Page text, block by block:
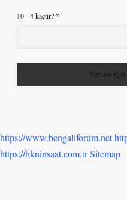
10 - 4 kaçtır? *
https://www.bengaliforum.net
https://hkninsaat.com.trSitemap